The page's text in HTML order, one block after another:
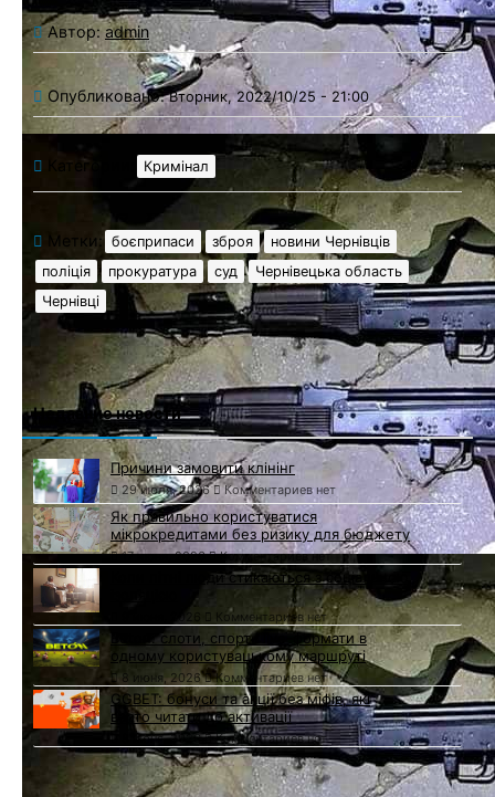
Автор:admin
Опубликовано:Вторник, 2022/10/25 - 21:00
Категории: Кримінал
Метки: боєприпаси зброя
новини Чернівців
поліція
прокуратура суд
Чернівецька область
Чернівці
Недавние новости
Причини замовити клінінг
29 июля, 2026 Комментариев нет
Як правильно користуватися
мікрокредитами без ризику для бюджету
17 июня, 2026 Комментариев нет
Коли літні люди стикаються з соціальною
9 июня, 2026 Комментариев нет
Beton: слоти, спорт і live-формати в
одному користувацькому маршруті
8 июня, 2026 Комментариев нет
GGBET: бонуси та акції без міфів, які
варто читати до активації
8 июня, 2026 Комментариев нет